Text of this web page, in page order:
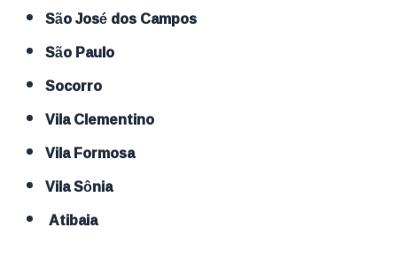
São José dos Campos
São Paulo
Socorro
Vila Clementino
Vila Formosa
Vila Sônia
Atibaia